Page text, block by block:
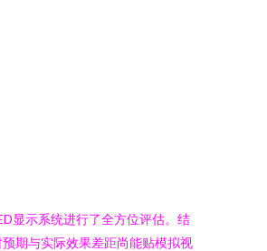
显示系统进行了全方位评估。结
期与实际效果差距尚能贴模拟视